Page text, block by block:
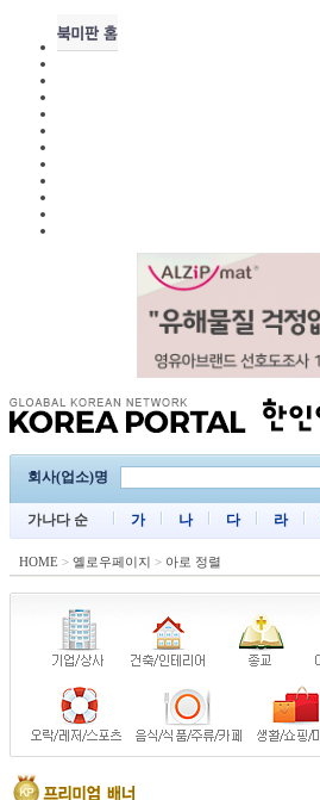
회사(업소)명
가나다 순 가 나 다 라
HOME > 옐로우페이지 > 아로 정렬